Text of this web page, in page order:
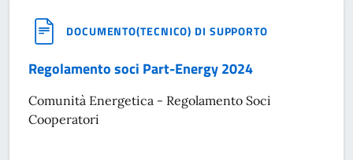
DOCUMENTO(TECNICO) DI SUPPORTO
Regolamento soci Part-Energy 2024
Comunità Energetica - Regolamento Soci
Cooperatori